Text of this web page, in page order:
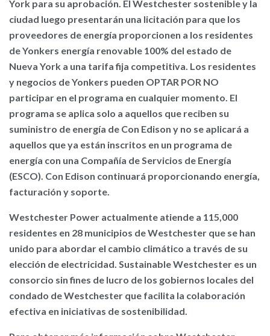
York para su aprobación. El Westchester sostenible y la
ciudad luego presentarán una licitación para que los
proveedores de energía proporcionen a los residentes
de Yonkers energía renovable 100% del estado de
Nueva York a una tarifa fija competitiva. Los residentes
y negocios de Yonkers pueden OPTAR POR NO
participar en el programa en cualquier momento. El
programa se aplica solo a aquellos que reciben su
suministro de energía de Con Edison y no se aplicará a
aquellos que ya están inscritos en un programa de
energía con una Compañía de Servicios de Energía
(ESCO). Con Edison continuará proporcionando energía,
facturación y soporte.
Westchester Power actualmente atiende a 115,000
residentes en 28 municipios de Westchester que se han
unido para abordar el cambio climático a través de su
elección de electricidad. Sustainable Westchester es un
consorcio sin fines de lucro de los gobiernos locales del
condado de Westchester que facilita la colaboración
efectiva en iniciativas de sostenibilidad.